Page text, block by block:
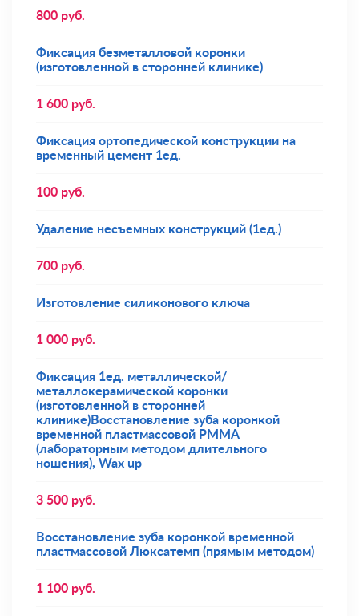
800 руб.
Фиксация безметалловой коронки
(изготовленной в сторонней клинике)
1 600 руб.
Фиксация ортопедической конструкции на
временный цемент 1ед.
100 руб.
Удаление несъемных конструкций (1ед.)
700 руб.
Изготовление силиконового ключа
1 000 руб.
Фиксация 1ед. металлической/
металлокерамической коронки
(изготовленной в сторонней
клинике)Восстановление зуба коронкой
временной пластмассовой РММА
(лабораторным методом длительного
ношения), Wax up
3 500 руб.
Восстановление зуба коронкой временной
пластмассовой Люксатемп (прямым методом)
1 100 руб.